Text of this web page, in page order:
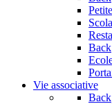
Back
Vie associative
Back